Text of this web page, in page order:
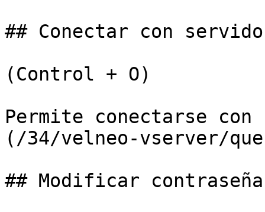
## Conectar con
(Control + O)
Permite conectarse
(/34/velneo-vserver/
## Modificar contraseña